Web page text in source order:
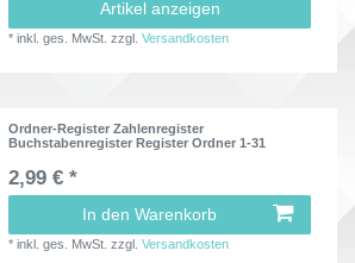
Artikel anzeigen
*inkl. ges. MwSt. zzgl.Versandkosten
Ordner-Register Zahlenregister
Buchstabenregister Register Ordner 1-31
2,99 € *
In den Warenkorb
*inkl. ges. MwSt. zzgl.Versandkosten